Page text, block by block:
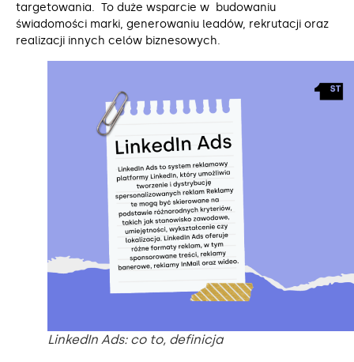
targetowania. To duże wsparcie w budowaniu
świadomości marki, generowaniu leadów, rekrutacji oraz
realizacji innych celów biznesowych.
LinkedIn Ads: co to, definicja